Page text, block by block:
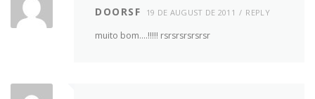
DOORSF 19 DE AUGUST DE 2011 REPLY
muito bom….!!!!! rsrsrsrsrsrsr